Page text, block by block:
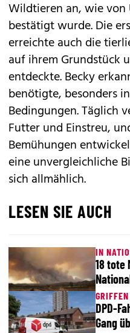
Wildtieren an, wie von
bestätigt wurde. Die
erreichte auch die
auf ihrem Grundstück
entdeckte. Becky
benötigte, besonders
Bedingungen. Täglich
Futter und Einstreu,
Bemühungen
eine unvergleichliche
sich allmählich.
LESEN SIE AUCH
IN
18 tote
DPD-
Gang